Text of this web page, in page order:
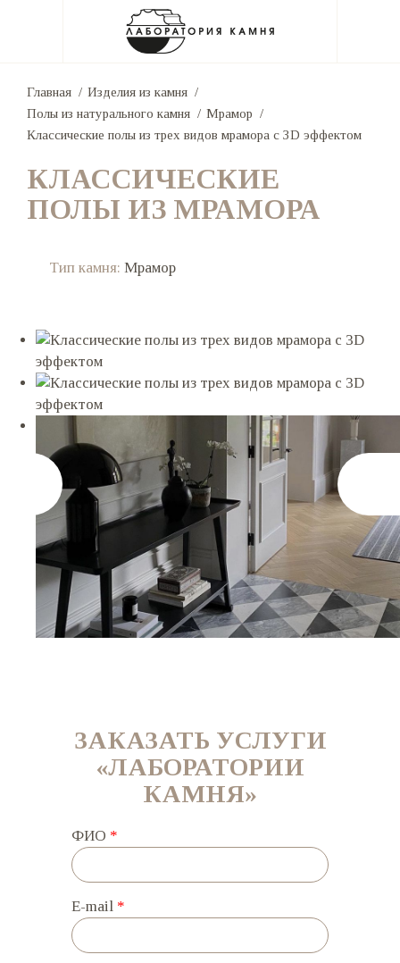
Главная
Изделия из камня
Полы из натурального камня
Мрамор
Классические полы из трех видов мрамора с 3D эффектом
КЛАССИЧЕСКИЕ
ПОЛЫ ИЗ МРАМОРА
Тип камня: Мрамор
ЗАКАЗАТЬ УСЛУГИ
«ЛАБОРАТОРИИ
КАМНЯ»
ФИО *
E-mail *